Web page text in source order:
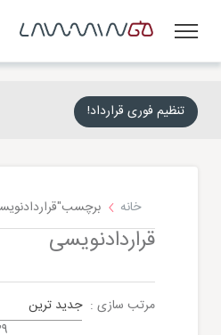
تنظیم فوری قرارداد!
خانه
قراردادنویسی
مرتب سازی : جدید ترین
39